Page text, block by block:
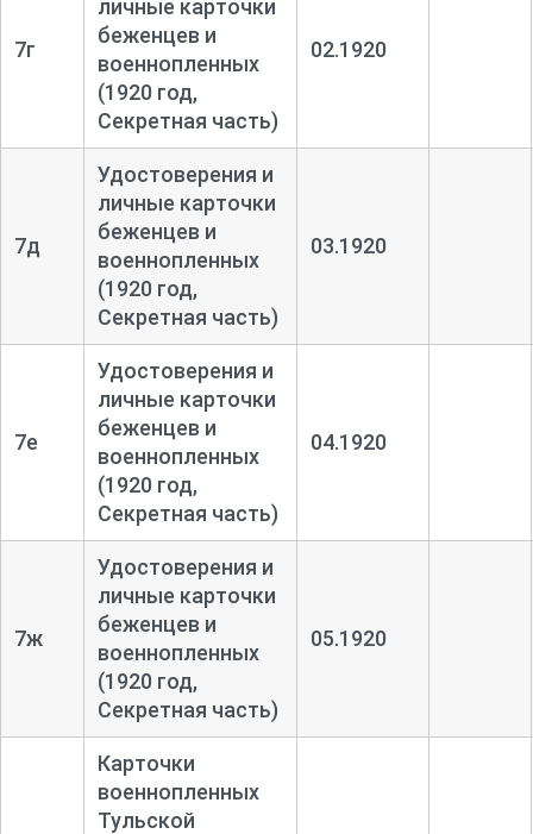
7г
личные карточки
беженцев и
военнопленных
(1920 год,
Секретная часть)
02.1920
7д
Удостоверения и
личные карточки
беженцев и
военнопленных
(1920 год,
Секретная часть)
03.1920
7е
Удостоверения и
личные карточки
беженцев и
военнопленных
(1920 год,
Секретная часть)
04.1920
7ж
Удостоверения и
личные карточки
беженцев и
военнопленных
(1920 год,
Секретная часть)
05.1920
Карточки
военнопленных
Тульской